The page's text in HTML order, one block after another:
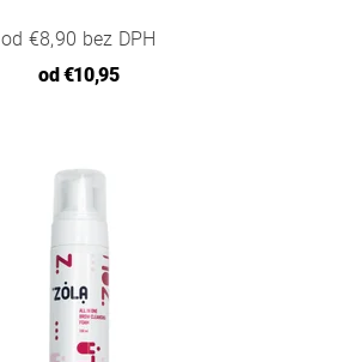
od €8,90 bez DPH
od €10,95